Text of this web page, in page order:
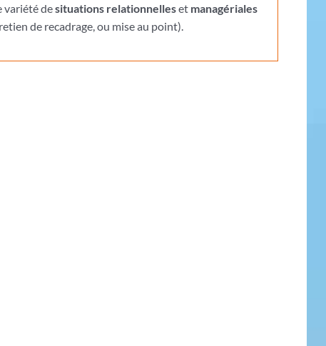
variété desituations relationnelleset managériales
de recadrage, ou mise au point).